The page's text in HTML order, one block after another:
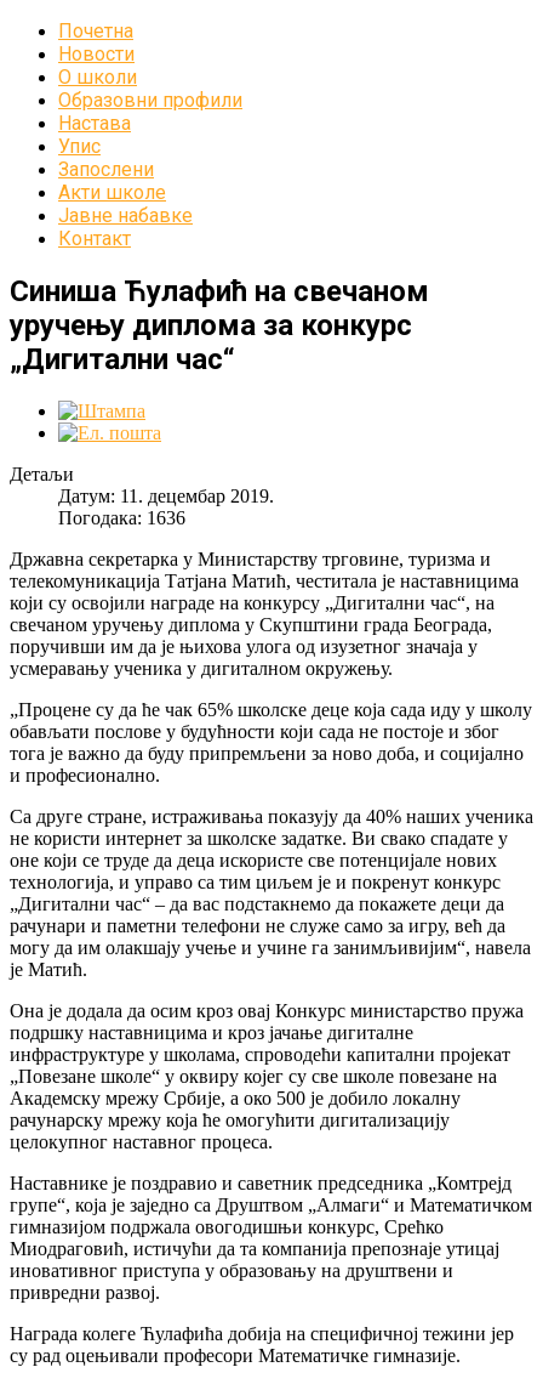
Почетна
Новости
О школи
Образовни профили
Настава
Упис
Запослени
Акти школе
Јавне набавке
Контакт
Синиша Ћулафић на свечаном
уручењу диплома за конкурс
„Дигитални час“
Детаљи
Датум: 11. децембар 2019.
Погодака: 1636
Државна секретарка у Министарству трговине, туризма и
телекомуникација Татјана Матић, честитала је наставницима
који су освојили награде на конкурсу „Дигитални час“, на
свечаном уручењу диплома у Скупштини града Београда,
поручивши им да је њихова улога од изузетног значаја у
усмеравању ученика у дигиталном окружењу.
„Процене су да ће чак 65% школске деце која сада иду у школу
обављати послове у будућности који сада не постоје и због
тога је важно да буду припремљени за ново доба, и социјално
и професионално.
Са друге стране, истраживања показују да 40% наших ученика
не користи интернет за школске задатке. Ви свако спадате у
оне који се труде да деца искористе све потенцијале нових
технологија, и управо са тим циљем је и покренут конкурс
„Дигитални час“ – да вас подстакнемо да покажете деци да
рачунари и паметни телефони не служе само за игру, већ да
могу да им олакшају учење и учине га занимљивијим“, навела
је Матић.
Она је додала да осим кроз овај Конкурс министарство пружа
подршку наставницима и кроз јачање дигиталне
инфраструктуре у школама, спроводећи капитални пројекат
„Повезане школе“ у оквиру којег су све школе повезане на
Академску мрежу Србије, а око 500 је добило локалну
рачунарску мрежу која ће омогућити дигитализацију
целокупног наставног процеса.
Наставнике је поздравио и саветник председника „Комтрејд
групе“, која је заједно са Друштвом „Алмаги“ и Математичком
гимназијом подржала овогодишњи конкурс, Срећко
Миодраговић, истичући да та компанија препознаје утицај
иновативног приступа у образовању на друштвени и
привредни развој.
Награда колеге Ћулафића добија на специфичној тежини јер
су рад оцењивали професори Математичке гимназије.